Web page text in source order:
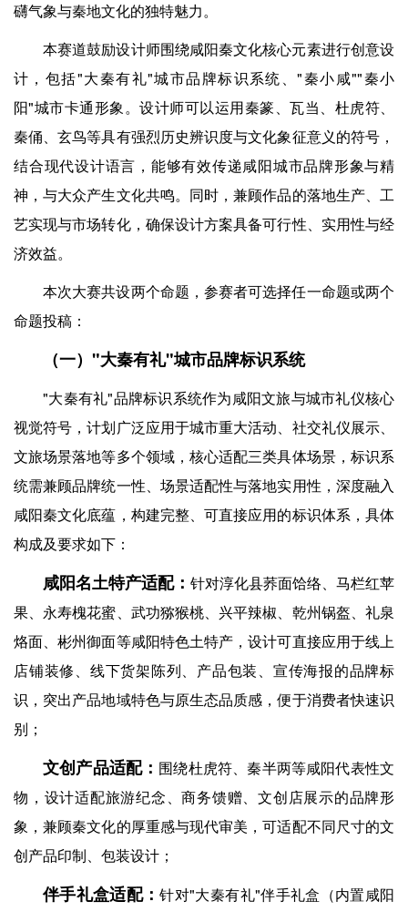
礴气象与秦地文化的独特魅力。
本赛道鼓励设计师围绕咸阳秦文化核心元素进行创意设
计，包括"大秦有礼"城市品牌标识系统、"秦小咸""秦小
阳"城市卡通形象。设计师可以运用秦篆、瓦当、杜虎符、
秦俑、玄鸟等具有强烈历史辨识度与文化象征意义的符号，
结合现代设计语言，能够有效传递咸阳城市品牌形象与精
神，与大众产生文化共鸣。同时，兼顾作品的落地生产、工
艺实现与市场转化，确保设计方案具备可行性、实用性与经
济效益。
本次大赛共设两个命题，参赛者可选择任一命题或两个
命题投稿：
（一）"大秦有礼"城市品牌标识系统
"大秦有礼"品牌标识系统作为咸阳文旅与城市礼仪核心
视觉符号，计划广泛应用于城市重大活动、社交礼仪展示、
文旅场景落地等多个领域，核心适配三类具体场景，标识系
统需兼顾品牌统一性、场景适配性与落地实用性，深度融入
咸阳秦文化底蕴，构建完整、可直接应用的标识体系，具体
构成及要求如下：
咸阳名土特产适配： 针对淳化县荞面饸络、马栏红苹
果、永寿槐花蜜、武功猕猴桃、兴平辣椒、乾州锅盔、礼泉
烙面、彬州御面等咸阳特色土特产，设计可直接应用于线上
店铺装修、线下货架陈列、产品包装、宣传海报的品牌标
识，突出产品地域特色与原生态品质感，便于消费者快速识
别；
文创产品适配： 围绕杜虎符、秦半两等咸阳代表性文
物，设计适配旅游纪念、商务馈赠、文创店展示的品牌形
象，兼顾秦文化的厚重感与现代审美，可适配不同尺寸的文
创产品印制、包装设计；
伴手礼盒适配：针对"大秦有礼"伴手礼盒（内置咸阳